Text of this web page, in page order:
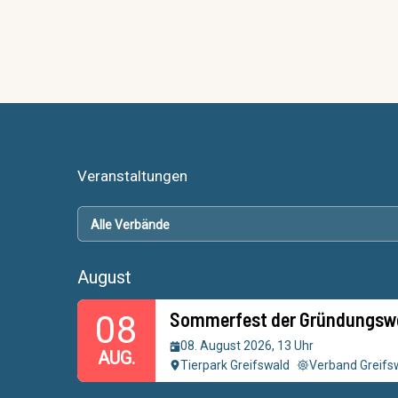
Veranstaltungen
August
08
AUG.
Sommerfest der
08. August 2026, 13 Uhr
Tierpark Greifswald
Verband